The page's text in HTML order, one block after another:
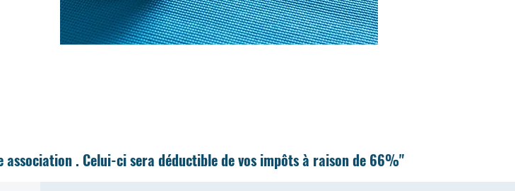
association . Celui-ci sera déductible de vos impôts à raison de 66%"